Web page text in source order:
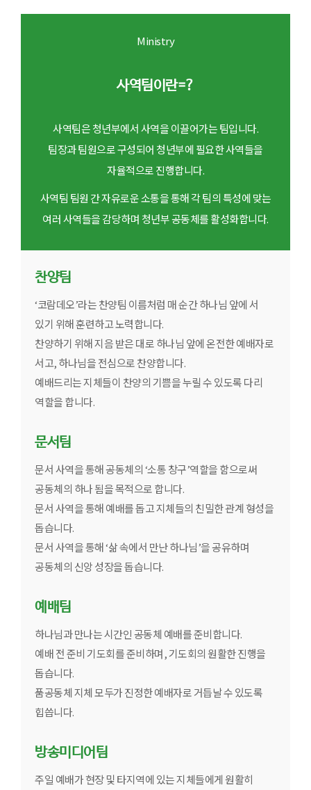
Ministry
사역팀이란=?
사역팀은 청년부에서 사역을 이끌어가는 팀입니다.
팀장과 팀원으로 구성되어 청년부에 필요한 사역들을
자율적으로 진행합니다.
사역팀 팀원 간 자유로운 소통을 통해 각 팀의 특성에 맞는
여러 사역들을 감당하며 청년부 공동체를 활성화합니다.
찬양팀
‘코람데오’라는 찬양팀 이름처럼 매 순간 하나님 앞에 서
있기 위해 훈련하고 노력합니다.
찬양하기 위해 지음 받은 대로 하나님 앞에 온전한 예배자로
서고, 하나님을 전심으로 찬양합니다.
예배드리는 지체들이 찬양의 기쁨을 누릴 수 있도록 다리
역할을 합니다.
문서팀
문서 사역을 통해 공동체의 ‘소통 창구’역할을 함으로써
공동체의 하나 됨을 목적으로 합니다.
문서 사역을 통해 예배를 돕고 지체들의 친밀한 관계 형성을
돕습니다.
문서 사역을 통해 ‘삶 속에서 만난 하나님’을 공유하며
공동체의 신앙 성장을 돕습니다.
예배팀
하나님과 만나는 시간인 공동체 예배를 준비합니다.
예배 전 준비 기도회를 준비하며, 기도회의 원활한 진행을
돕습니다.
품공동체 지체 모두가 진정한 예배자로 거듭날 수 있도록
힙씁니다.
방송미디어팀
주일 예배가 현장 및 타지역에 있는 지체들에게 원활히